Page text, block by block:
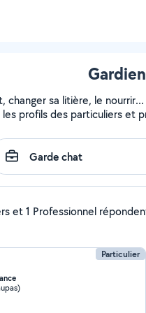
changer sa litière, le
les profils des particuliers et
et 1 Professionnel
Particulier